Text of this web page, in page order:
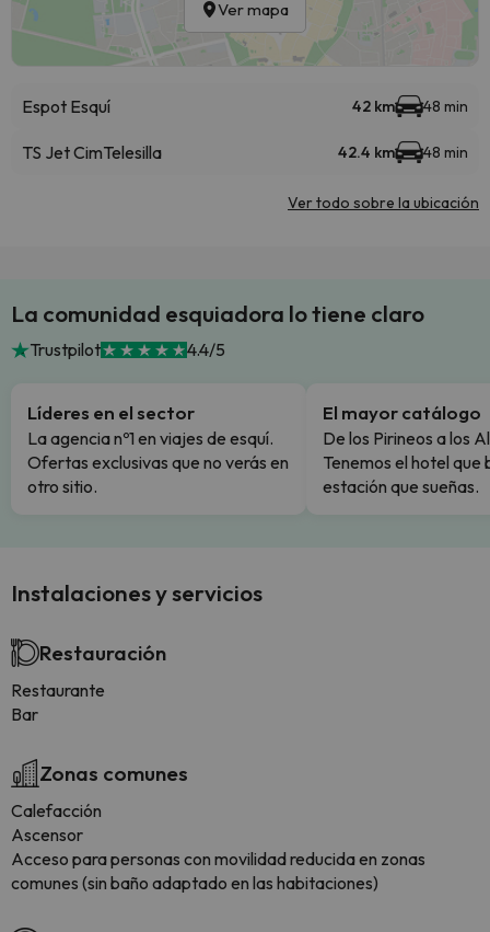
Ver mapa
Espot Esquí 42 km 48 min
TS Jet CimTelesilla 42.4 km 48 min
Ver todo sobre la ubicación
La comunidad esquiadora lo tiene claro
Trustpilot 4.4/5
Líderes en el sector
La agencia nº1 en viajes de esquí.
Ofertas exclusivas que no verás en
otro sitio.
El mayor catálogo
De los Pirineos a los
Tenemos el hotel que
estación que sueñas.
Instalaciones y servicios
Restauración
Restaurante
Bar
Zonas comunes
Calefacción
Ascensor
Acceso para personas con movilidad reducida en zonas
comunes (sin baño adaptado en las habitaciones)